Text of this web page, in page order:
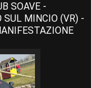
SOAVE -
SUL MINCIO (VR) -